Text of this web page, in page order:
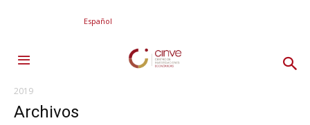
Español
2019
Archivos